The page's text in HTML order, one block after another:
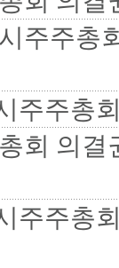
주주총
주주총
회 의
주주총